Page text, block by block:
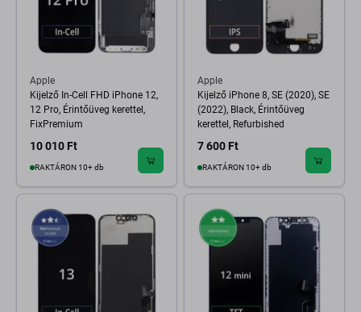
Apple
Kijelző In-Cell FHD iPhone 12,
12 Pro, Érintőüveg kerettel,
FixPremium
10 010 Ft
RAKTÁRON 10+ db
Apple
Kijelző iPhone 8, SE (2020), SE
(2022), Black, Érintőüveg
kerettel, Refurbished
7 600 Ft
RAKTÁRON 10+ db